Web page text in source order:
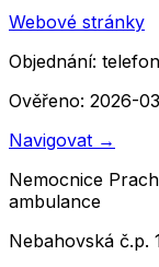
Webové stránky
Objednání:
Ověřeno: 2026-03
Navigovat →
Nemocnice
ambulance
Nebahovská č.p.